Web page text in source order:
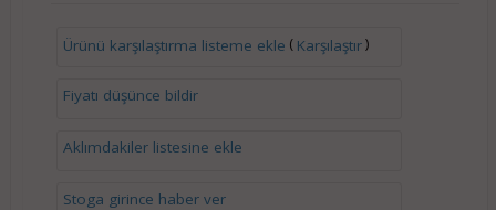
Ürünü karşılaştırma listeme ekle ( Karşılaştır)
Fiyatı düşünce bildir
Aklımdakiler listesine ekle
Stoga girince haber ver